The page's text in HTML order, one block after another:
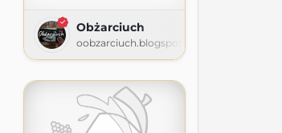
Obżarciuch
oobzarciuch.blogspot.com